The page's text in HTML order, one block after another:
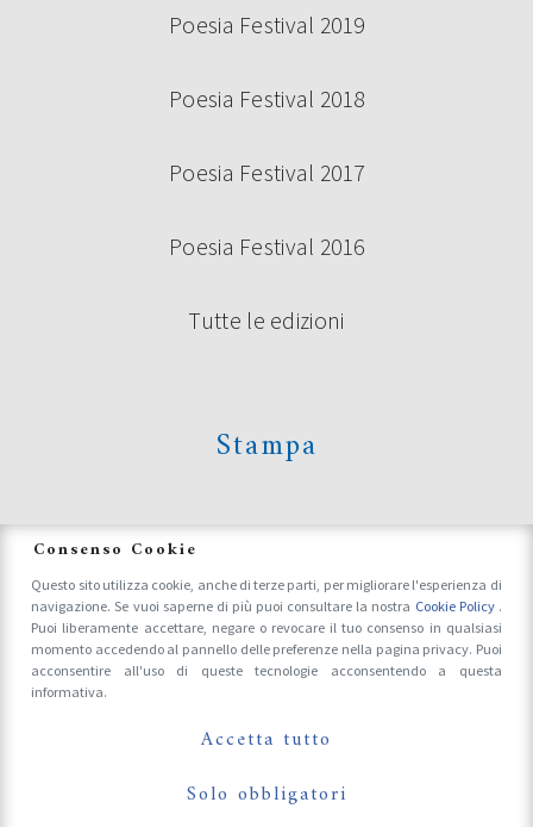
BANDO VOLONTARI POESIA FESTIVAL
SERVIZI SU POESIA FESTIVAL IN
ONDA SU TRC
Poesia Festival 2019
Poesia Festival 2018
Poesia Festival 2017
Poesia Festival 2016
Tutte le edizioni
Stampa
Accrediti Stampa e Fotografi
Follow Us On
Consenso Cookie
Questo sito utilizza cookie, anche di terze parti, per migliorare l'esperienza di
navigazione. Se vuoi saperne di più puoi consultare la nostra Cookie Policy .
Puoi liberamente accettare, negare o revocare il tuo consenso in qualsiasi
momento accedendo al pannello delle preferenze nella pagina privacy. Puoi
acconsentire all'uso di queste tecnologie acconsentendo a questa
informativa.
Accetta tutto
Solo obbligatori